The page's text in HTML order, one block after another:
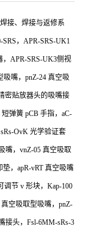
接、焊接与返修系
SRS，APR-SRS-UK1
APR-SRS-UK3侧视
吸嘴，pnZ-24 真空吸
密贴放器头的吸嘴接
弹簧 pCB 手指，aC-
OvK 光学验证套
嘴，vnZ-05 真空吸取
，apR-vRT 真空吸嘴
调节 v 形块，Kap-100
空吸取型吸嘴，pnZ-
接头，Fsl-6MM-sRs-3